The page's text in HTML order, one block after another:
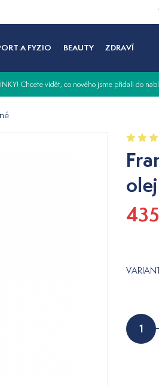
A FYZIO BEAUTY ZDRAVÍ
Chcete vidět, co nového jsme přidali do